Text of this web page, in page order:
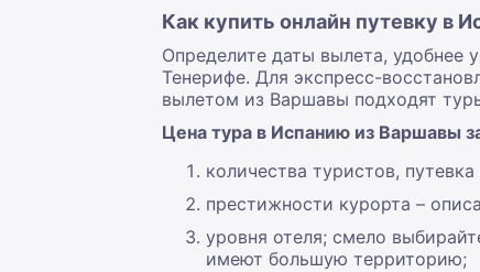
Как купить онлайн путевку в
Определите даты вылета, удобнее
Тенерифе. Для экспресс-
вылетом из Варшавы подходят
Цена тура в Испанию из Варшавы
количества туристов,
престижности курорта –
уровня отеля; смело
имеют большую территорию;